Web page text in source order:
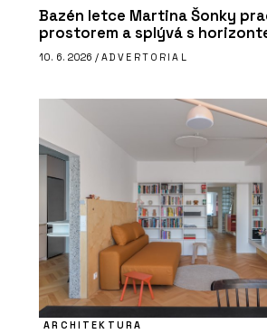
Bazén letce Martina Šonky
prostorem a splývá s
10. 6. 2026 / ADVERTORIAL
ARCHITEKTURA